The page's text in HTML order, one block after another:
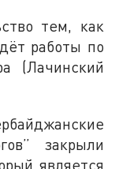
тем, как
работы по
(Лачинский
закрыли
является